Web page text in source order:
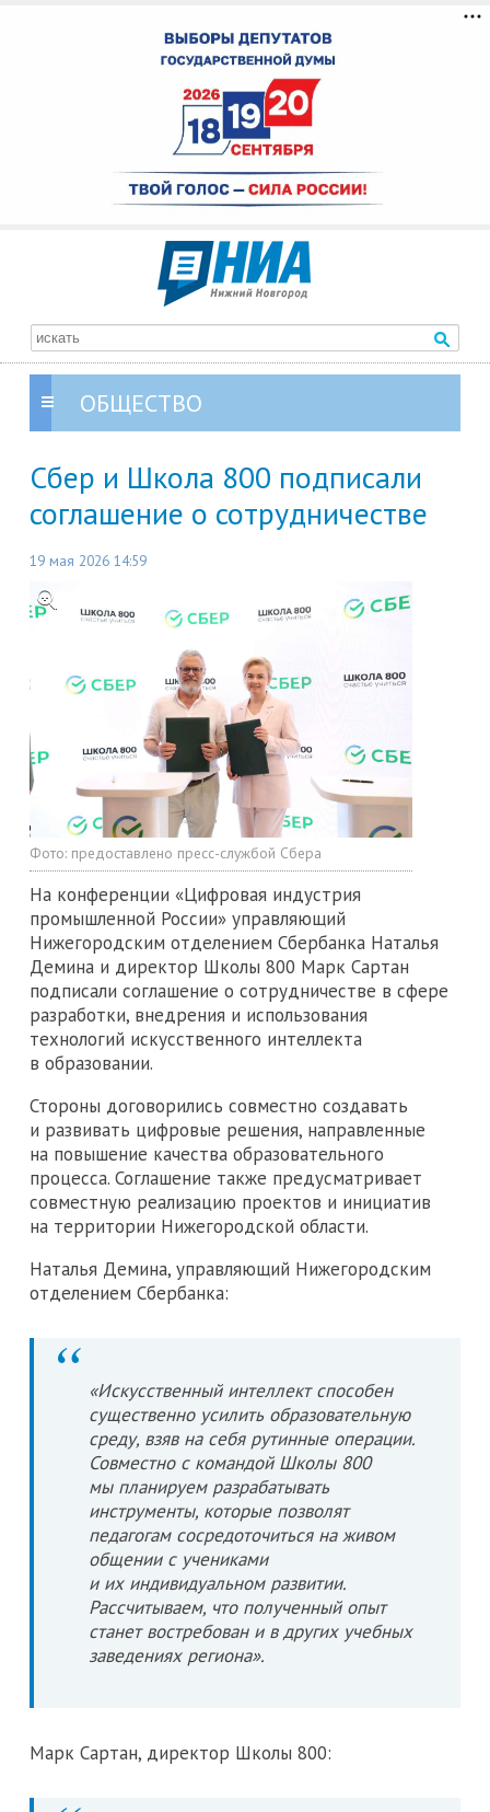
ОБЩЕСТВО
Сбер и Школа 800 подписали
соглашение о сотрудничестве
19 мая 2026 14:59
Фото: предоставлено пресс-службой Сбера
На конференции «Цифровая индустрия
промышленной России» управляющий
Нижегородским отделением Сбербанка Наталья
Демина и директор Школы 800 Марк Сартан
подписали соглашение о сотрудничестве в сфере
разработки, внедрения и использования
технологий искусственного интеллекта
в образовании.
Стороны договорились совместно создавать
и развивать цифровые решения, направленные
на повышение качества образовательного
процесса. Соглашение также предусматривает
совместную реализацию проектов и инициатив
на территории Нижегородской области.
Наталья Демина, управляющий Нижегородским
отделением Сбербанка:
«Искусственный интеллект способен
существенно усилить образовательную
среду, взяв на себя рутинные операции.
Совместно с командой Школы 800
мы планируем разрабатывать
инструменты, которые позволят
педагогам сосредоточиться на живом
общении с учениками
и их индивидуальном развитии.
Рассчитываем, что полученный опыт
станет востребован и в других учебных
заведениях региона».
Марк Сартан, директор Школы 800: